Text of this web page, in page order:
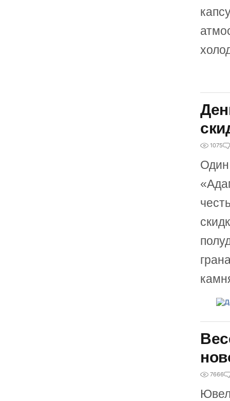
1075
7666